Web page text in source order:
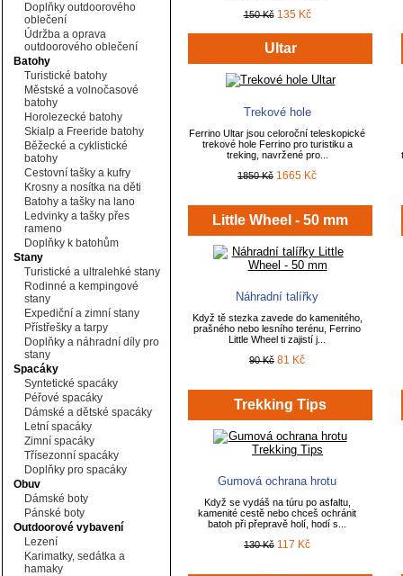
Doplňky outdoorového
oblečení
Údržba a oprava
outdoorového oblečení
Batohy
Turistické batohy
Městské a volnočasové
batohy
Horolezecké batohy
Skialp a Freeride batohy
Běžecké a cyklistické
batohy
Cestovní tašky a kufry
Krosny a nosítka na děti
Batohy a tašky na lano
Ledvinky a tašky přes
rameno
Doplňky k batohům
Stany
Turistické a ultralehké stany
Rodinné a kempingové
stany
Expediční a zimní stany
Přístřešky a tarpy
Doplňky a náhradní díly pro
stany
Spacáky
Syntetické spacáky
Péřové spacáky
Dámské a dětské spacáky
Letní spacáky
Zimní spacáky
Třísezonní spacáky
Doplňky pro spacáky
Obuv
Dámské boty
Pánské boty
Outdoorové vybavení
Lezení
Karimatky, sedátka a
hamaky
150 Kč 135 Kč
Ultar
Trekové hole
Ferrino Ultar jsou celoroční teleskopické
trekové hole Ferrino pro turistiku a
treking, navržené pro...
1850 Kč 1665 Kč
Little Wheel - 50 mm
Náhradní talířky
Když tě stezka zavede do kamenitého,
prašného nebo lesního terénu, Ferrino
Little Wheel ti zajistí j...
90 Kč 81 Kč
Trekking Tips
Gumová ochrana hrotu
Když se vydáš na túru po asfaltu,
kamenité cestě nebo chceš ochránit
batoh při přepravě holí, hodí s...
130 Kč 117 Kč